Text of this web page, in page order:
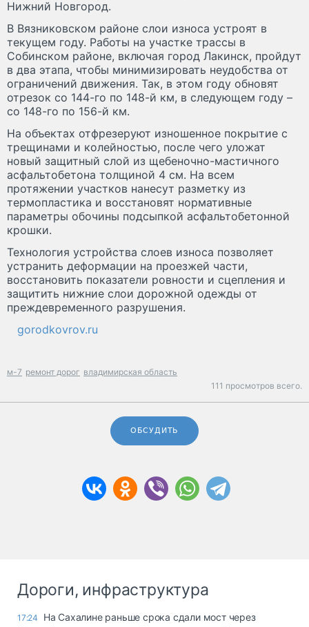
Нижний Новгород.
В Вязниковском районе слои износа устроят в
текущем году. Работы на участке трассы в
Собинском районе, включая город Лакинск, пройдут
в два этапа, чтобы минимизировать неудобства от
ограничений движения. Так, в этом году обновят
отрезок со 144-го по 148-й км, в следующем году –
со 148-го по 156-й км.
На объектах отфрезеруют изношенное покрытие с
трещинами и колейностью, после чего уложат
новый защитный слой из щебеночно-мастичного
асфальтобетона толщиной 4 см. На всем
протяжении участков нанесут разметку из
термопластика и восстановят нормативные
параметры обочины подсыпкой асфальтобетонной
крошки.
Технология устройства слоев износа позволяет
устранить деформации на проезжей части,
восстановить показатели ровности и сцепления и
защитить нижние слои дорожной одежды от
преждевременного разрушения.
gorodkovrov.ru
м-7 ремонт дорог владимирская область
111 просмотров всего.
ОБСУДИТЬ
Дороги, инфраструктура
17:24
На Сахалине раньше срока сдали мост через